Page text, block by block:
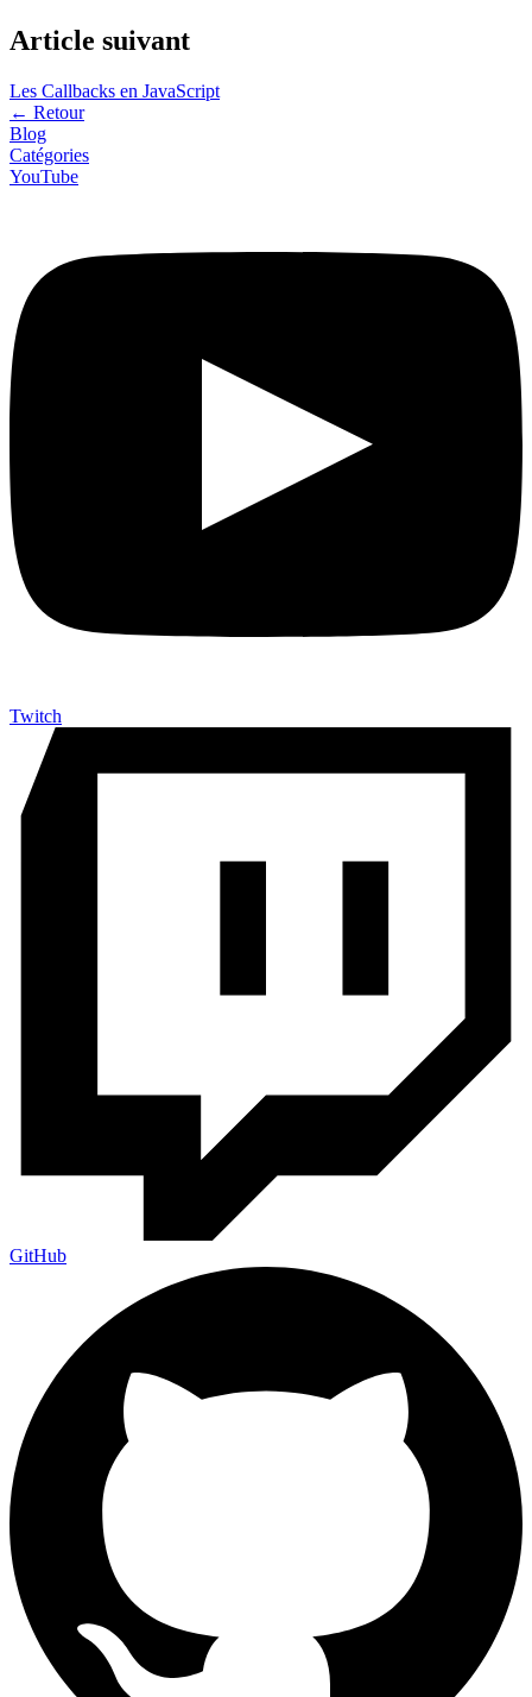
Article suivant
Les Callbacks en JavaScript
← Retour
Blog
Catégories
YouTube
Twitch
GitHub